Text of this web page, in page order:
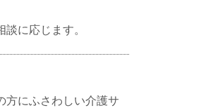
に応じます。
方にふさわしい介護サ